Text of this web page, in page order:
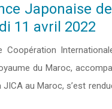
Japonaise
11 avril 2022
du Maroc,
au Maroc, s’est